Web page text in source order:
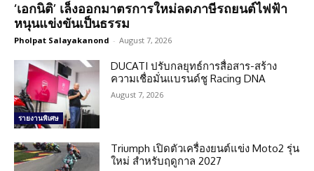
‘เอกนิติ’ เล็งออกมาตรการใหม่ลดภาษีรถยนต์ไฟฟ้า
หนุนแข่งขันเป็นธรรม
Pholpat Salayakanond - August 7, 2026
รายงานพิเศษ
DUCATI ปรับกลยุทธ์การสื่อสาร-สร้าง
ความเชื่อมั่นแบรนด์ชู Racing DNA
August 7, 2026
Triumph เปิดตัวเครื่องยนต์แข่ง Moto2 รุ่น
ใหม่ สำหรับฤดูกาล 2027